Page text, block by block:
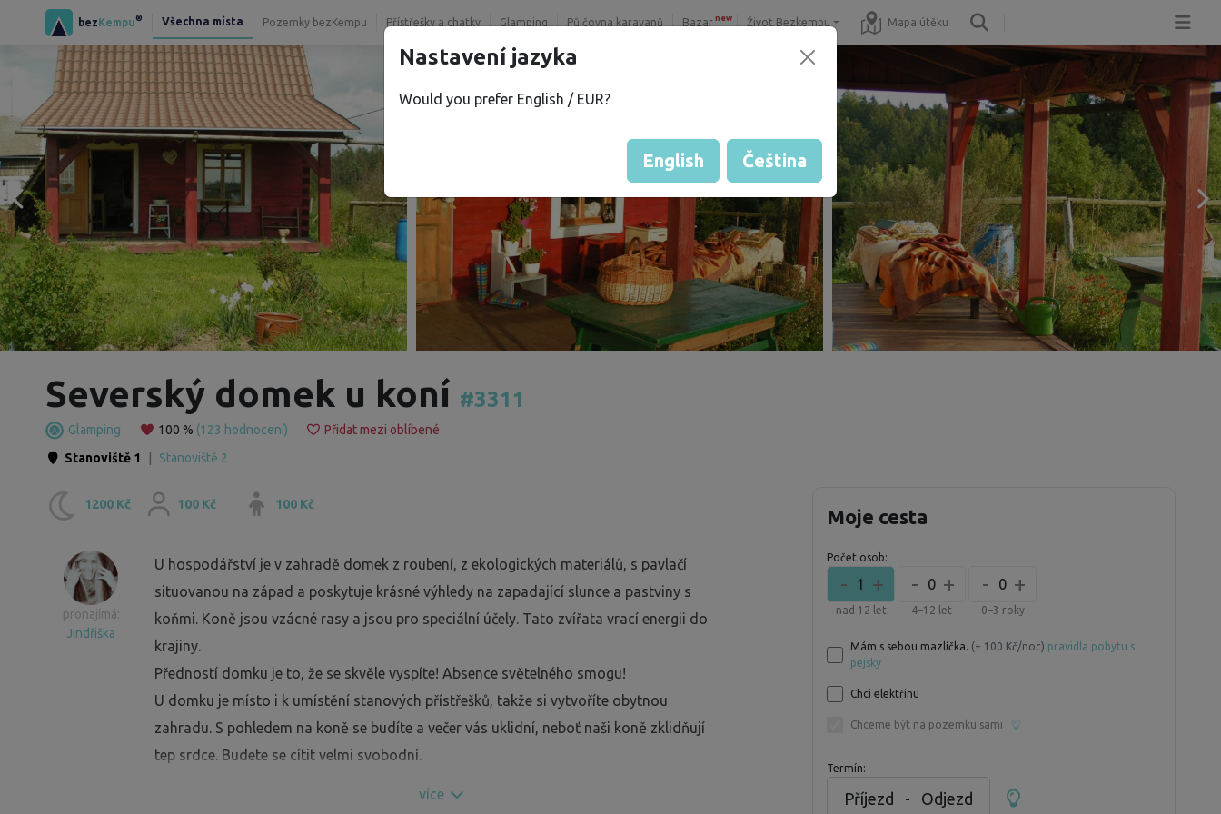
bezKempu® Všechna místa Pozemky bezKempu Přístřešky a chatky Glamping Půjčovna karavanů Bazar new Život Bezkempu Mapa útěku
Severský domek u koní #3311
Glamping 100 % (123 hodnocení)
Přidat mezi oblíbené
Stanoviště 1
Stanoviště 2
1200 Kč 100 Kč 100 Kč
pronajímá:
Jindřiška
U hospodářství je v zahradě domek z roubení, z ekologických materiálů, s pavlačí
situovanou na západ a poskytuje krásné výhledy na zapadající slunce a pastviny s
koňmi. Koně jsou vzácné rasy a jsou pro speciální účely. Tato zvířata vrací energii do
krajiny.
Předností domku je to, že se skvěle vyspíte! Absence světelného smogu!
U domku je místo i k umístění stanových přístřešků, takže si vytvoříte obytnou
zahradu. S pohledem na koně se budíte a večer vás uklidní, neboť naši koně zklidňují
tep srdce. Budete se cítit velmi svobodní.
více
Moje cesta
Počet osob:
- +
1
nad 12 let
- +
0
4–12 let
- +
0
0–3 roky
Mám s sebou mazlíčka. (+ 100 Kč/noc) pravidla pobytu s
pejsky
Chci elektřinu
Chceme být na pozemku sami
Termín:
Příjezd - Odjezd
Nastavení jazyka
Would you prefer English / EUR?
English Čeština